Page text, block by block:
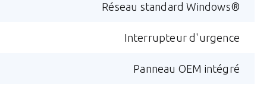
Réseau standard Windows®
Interrupteur d'urgence
Panneau OEM intégré